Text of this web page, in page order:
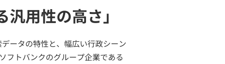
用性の高さ」
ータの特性と、幅広い行政シーン
フトバンクのグループ企業である